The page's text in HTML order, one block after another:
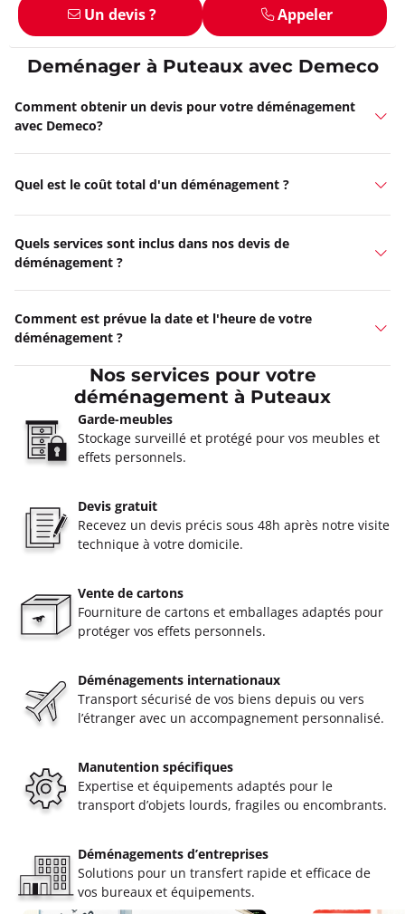
Un devis ? Appeler
Deménager à Puteaux avec Demeco
Comment obtenir un devis pour votre déménagement
avec Demeco?
Quel est le coût total d'un déménagement ?
Quels services sont inclus dans nos devis de
déménagement ?
Comment est prévue la date et l'heure de votre
déménagement ?
Nos services pour votre
déménagement à Puteaux
Garde-meubles
Stockage surveillé et protégé pour vos meubles et
effets personnels.
Devis gratuit
Recevez un devis précis sous 48h après notre visite
technique à votre domicile.
Vente de cartons
Fourniture de cartons et emballages adaptés pour
protéger vos effets personnels.
Déménagements internationaux
Transport sécurisé de vos biens depuis ou vers
l’étranger avec un accompagnement personnalisé.
Manutention spécifiques
Expertise et équipements adaptés pour le
transport d’objets lourds, fragiles ou encombrants.
Déménagements d’entreprises
Solutions pour un transfert rapide et efficace de
vos bureaux et équipements.